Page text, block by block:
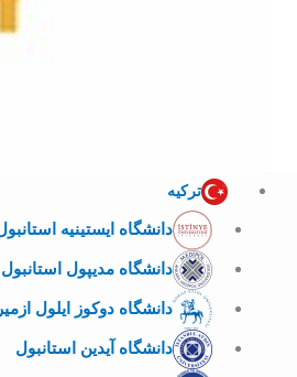
ترکیه
دانشگاه ایستینیه
دانشگاه مدیپول استانبول
دانشگاه دوکوز ایلول ازمیر
دانشگاه آیدین استانبول